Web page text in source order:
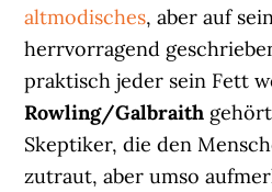
altmodisches, aber auf
herrvorragend
praktisch jeder sein Fett
Rowling/Galbraith
Skeptiker, die den
zutraut, aber umso